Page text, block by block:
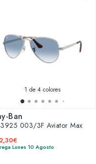
1 de 4 colores
Ban
003/3F Aviator Max
Lunes 10 Agosto